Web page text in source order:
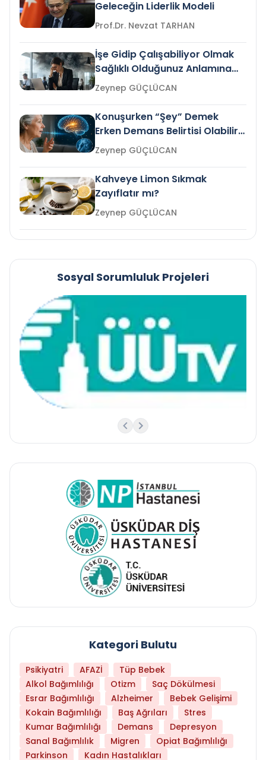
Geleceğin Liderlik Modeli
Prof.Dr. Nevzat TARHAN
İşe Gidip Çalışabiliyor Olmak
Sağlıklı Olduğunuz Anlamına
Gelir mi?Zeynep GÜÇLÜCAN
Konuşurken “Şey” Demek
Erken Demans Belirtisi Olabilir
mi?
Zeynep GÜÇLÜCAN
Kahveye Limon Sıkmak
Zayıflatır mı?
Zeynep GÜÇLÜCAN
Sosyal Sorumluluk Projeleri
Kategori Bulutu
Psikiyatri AFAZİ
Tüp Bebek
Alkol Bağımlılığı
Otizm
Saç Dökülmesi
Esrar Bağımlılığı
Alzheimer
Bebek Gelişimi
Kokain Bağımlılığı
Baş Ağrıları
Stres
Kumar Bağımlılığı
Demans
Depresyon
Sanal Bağımlılık
Migren
Opiat Bağımlılığı
Parkinson
Kadın Hastalıkları